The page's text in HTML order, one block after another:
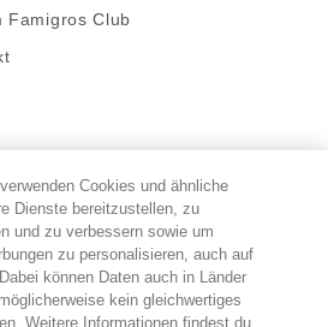
Famigros Club
migros user/
Instagram
Cookies und ähnliche
Dienste bereitzustellen, zu
und zu verbessern sowie um
zu personalisieren, auch auf
können Daten auch in Länder
kein gleichwertiges
Weitere Informationen findest du